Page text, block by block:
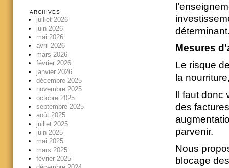
Mesures
Le risque
la
Il faut donc
des
parvenir.
Nous
blocage
ARCHIVES
juillet 2026
juin 2026
mai 2026
avril 2026
mars 2026
février 2026
janvier 2026
décembre 2025
novembre 2025
octobre 2025
septembre 2025
août 2025
juillet 2025
juin 2025
mai 2025
mars 2025
février 2025